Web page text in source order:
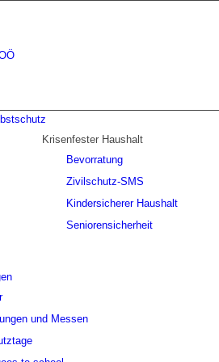
Krisenfester Haushalt
Bevorratung
Zivilschutz-SMS
Kindersicherer Haushalt
Seniorensicherheit
und Messen